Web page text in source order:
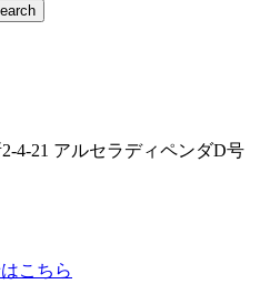
4-21 アルセラディペンダD号
こちら